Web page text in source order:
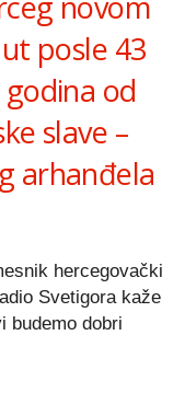
posle 43
od
slave –
arhanđela
hercegovački
Svetigora kaže
budemo dobri